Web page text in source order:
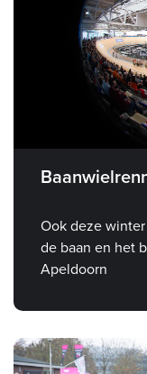
Ook deze
de baan en het
Apeldoorn